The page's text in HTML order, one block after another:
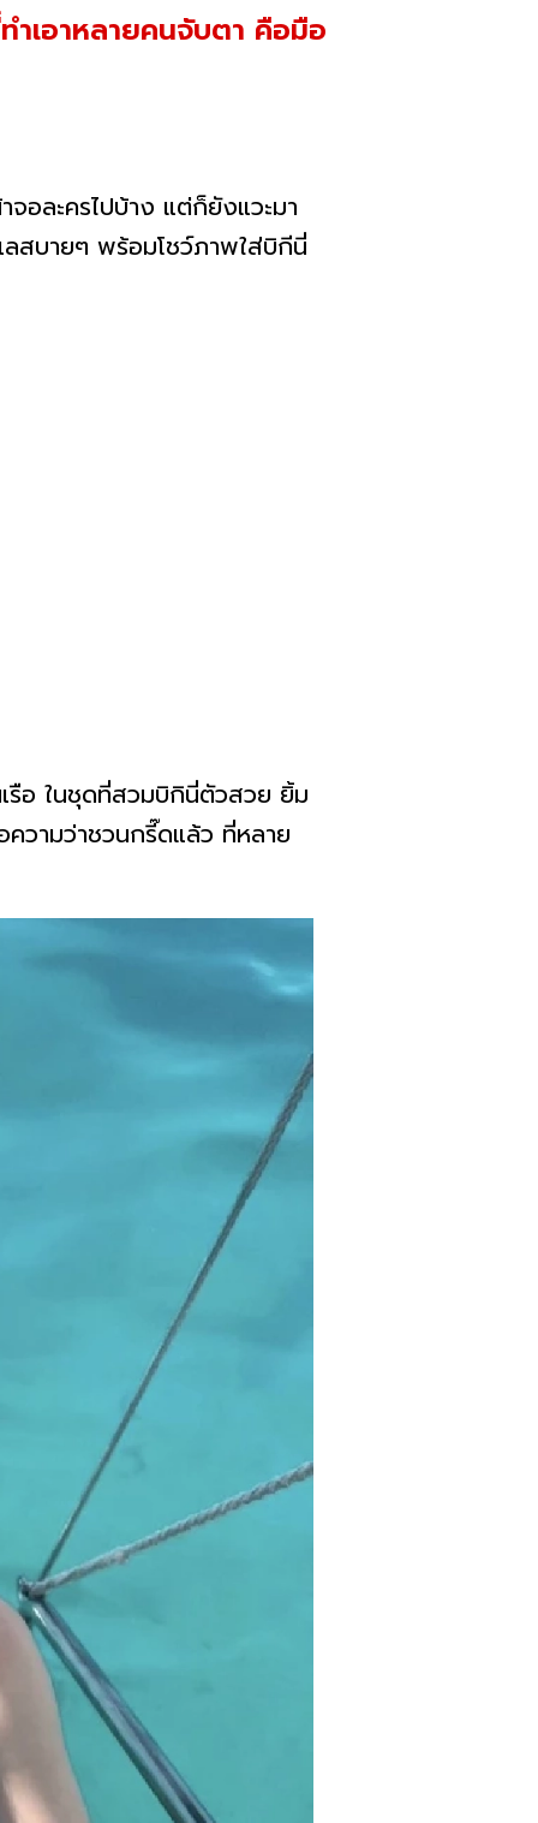
เอาหลายคนจับตา คือมือ
อละครไปบ้าง แต่ก็ยังแวะมา
ลสบายๆ พร้อมโชว์ภาพใส่บิกีนี่
รือ ในชุดที่สวมบิกินี่ตัวสวย ยิ้ม
ความว่าชวนกรี๊ดแล้ว ที่หลาย